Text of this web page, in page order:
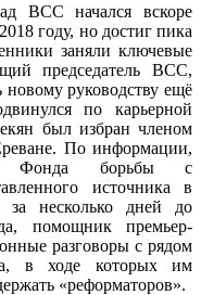
ВСС начался вскоре
году, но достиг пика
заняли ключевые
председатель ВСС,
новому руководству ещё
по карьерной
был избран членом
По информации,
Фонда борьбы с
источника в
несколько дней до
помощник премьер-
разговоры с рядом
в ходе которых им
«реформаторов».